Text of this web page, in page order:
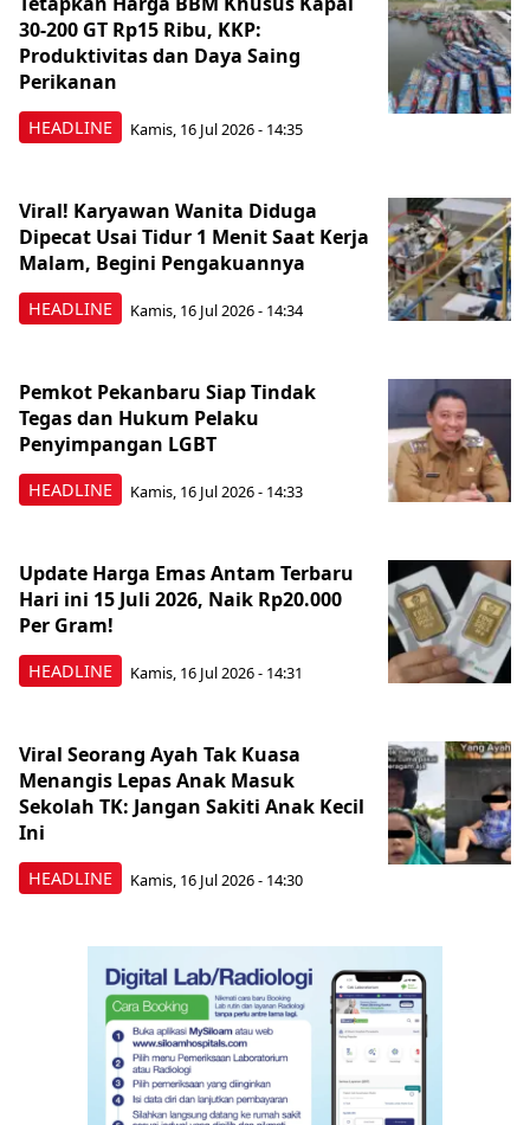
HEADLINE
30-200 GT Rp15 Ribu, KKP:
Produktivitas dan Daya Saing
Perikanan
Kamis, 16 Jul 2026 - 14:35
HEADLINE
Viral! Karyawan Wanita Diduga
Dipecat Usai Tidur 1 Menit Saat Kerja
Malam, Begini Pengakuannya
Kamis, 16 Jul 2026 - 14:34
HEADLINE
Pemkot Pekanbaru Siap Tindak
Tegas dan Hukum Pelaku
Penyimpangan LGBT
Kamis, 16 Jul 2026 - 14:33
HEADLINE
Update Harga Emas Antam Terbaru
Hari ini 15 Juli 2026, Naik Rp20.000
Per Gram!
Kamis, 16 Jul 2026 - 14:31
HEADLINE
Viral Seorang Ayah Tak Kuasa
Menangis Lepas Anak Masuk
Sekolah TK: Jangan Sakiti Anak Kecil
Ini
Kamis, 16 Jul 2026 - 14:30